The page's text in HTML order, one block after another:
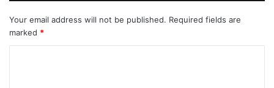
Your email address will not be published. Required fields are
marked *